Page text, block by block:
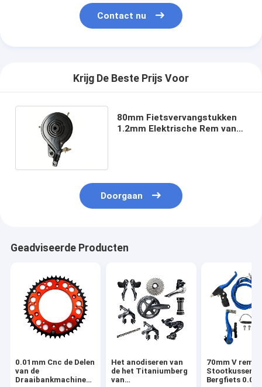
Contact nu
Krijg De Beste Prijs Voor
80mm Fietsvervangstukken
1.2mm Elektrische Rem van
Doorgaan
Geadviseerde Producten
0.01mm Cnc de Delen
van de
Draaibankmachine
Het anodiseren van
de het Titaniumberg
van
70mm V
Stootkussens
Bergfiets